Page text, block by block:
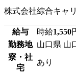
株式会社綜合キャ
給与 時給1,550
勤務地 山口県 山
寮・社
宅
あり